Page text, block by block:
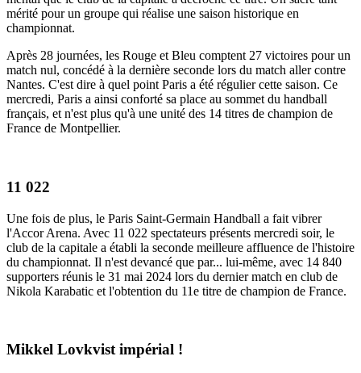
mérité pour un groupe qui réalise une saison historique en
championnat.
Après 28 journées, les Rouge et Bleu comptent 27 victoires pour un
match nul, concédé à la dernière seconde lors du match aller contre
Nantes. C'est dire à quel point Paris a été régulier cette saison. Ce
mercredi, Paris a ainsi conforté sa place au sommet du handball
français, et n'est plus qu'à une unité des 14 titres de champion de
France de Montpellier.
11 022
Une fois de plus, le Paris Saint-Germain Handball a fait vibrer
l'Accor Arena. Avec 11 022 spectateurs présents mercredi soir, le
club de la capitale a établi la seconde meilleure affluence de l'histoire
du championnat. Il n'est devancé que par... lui-même, avec 14 840
supporters réunis le 31 mai 2024 lors du dernier match en club de
Nikola Karabatic et l'obtention du 11e titre de champion de France.
Mikkel Lovkvist impérial !